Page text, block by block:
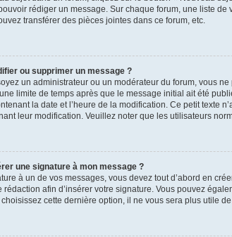
rédiger un message. Sur chaque forum, une liste
transférer des pièces jointes dans ce forum, etc.
ou supprimer un message ?
un administrateur ou un modérateur du forum, vous
limite de temps après que le message initial ait été
la date et l’heure de la modification. Ce petit texte
leur modification. Veuillez noter que les utilisateurs
une signature à mon message ?
à un de vos messages, vous devez tout d’abord en
afin d’insérer votre signature. Vous pouvez
choisissez cette dernière option, il ne vous sera plus utile